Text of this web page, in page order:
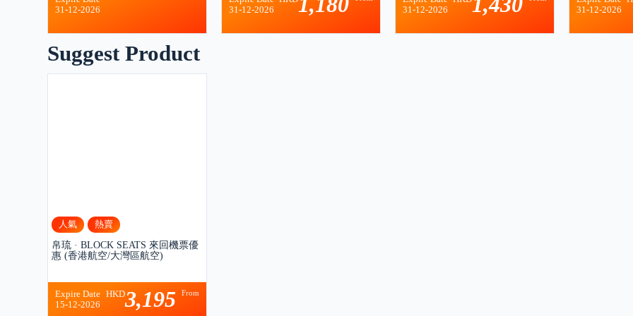
31-12-2026
31-12-2026
31-12-2026
31-12-2026
Suggest Product
人氣 熱賣
帛琉 · BLOCK SEATS 來回機票優
惠 (香港航空/大灣區航空)
Expire Date
15-12-2026
From
HKD3,195